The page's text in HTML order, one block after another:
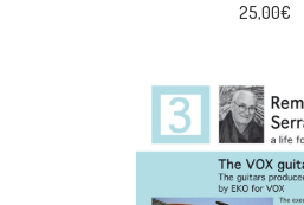
25,00€